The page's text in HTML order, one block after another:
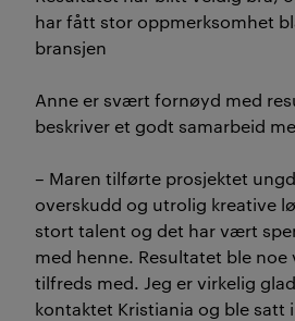
har fått stor oppmerksomhet
bransjen
Anne er svært fornøyd med
beskriver et godt samarbeid
– Maren tilførte prosjektet
overskudd og utrolig kreative
stort talent og det har vært
med henne. Resultatet ble
tilfreds med. Jeg er virkelig
kontaktet Kristiania og ble satt